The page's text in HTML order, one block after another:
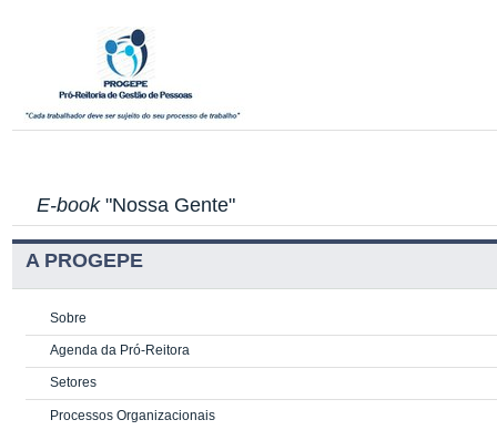
E-book"Nossa Gente"
A PROGEPE
Sobre
Agenda da Pró-Reitora
Setores
Processos Organizacionais